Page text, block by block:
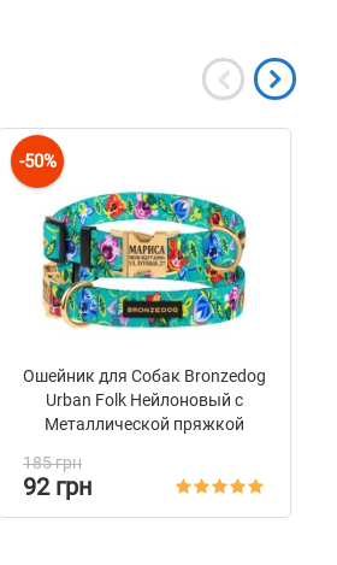
-50%
Ошейник для Собак Bronzedog
Urban Folk Нейлоновый c
Металлической пряжкой
185 грн
92 грн